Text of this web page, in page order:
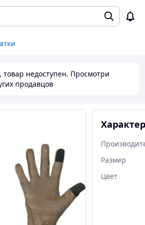
недоступен. Просмотри
продавцов
Размер
Цвет